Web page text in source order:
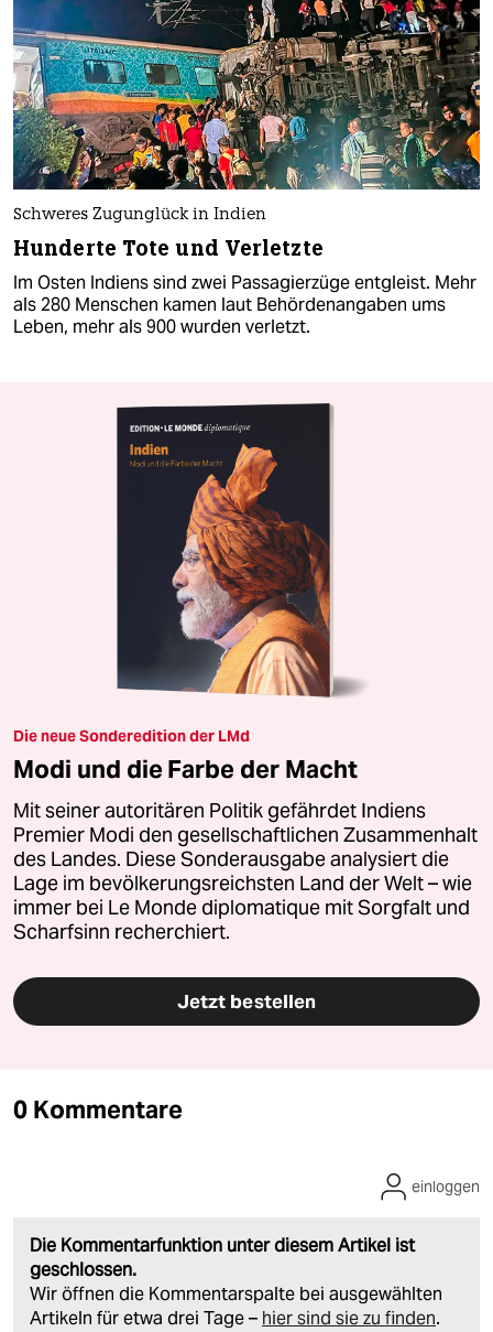
Schweres Zugunglück in Indien
Hunderte Tote und Verletzte
Im Osten Indiens sind zwei Passagierzüge entgleist. Mehr
als 280 Menschen kamen laut Behördenangaben ums
Leben, mehr als 900 wurden verletzt.
Die neue Sonderedition der LMd
Modi und die Farbe der Macht
Mit seiner autoritären Politik gefährdet Indiens
Premier Modi den gesellschaftlichen Zusammenhalt
des Landes. Diese Sonderausgabe analysiert die
Lage im bevölkerungsreichsten Land der Welt – wie
immer bei Le Monde diplomatique mit Sorgfalt und
Scharfsinn recherchiert.
Jetzt bestellen
0 Kommentare
Die Kommentarfunktion unter diesem Artikel ist
geschlossen.
Wir öffnen die Kommentarspalte bei ausgewählten
Artikeln für etwa drei Tage – hier sind sie zu finden.
einloggen